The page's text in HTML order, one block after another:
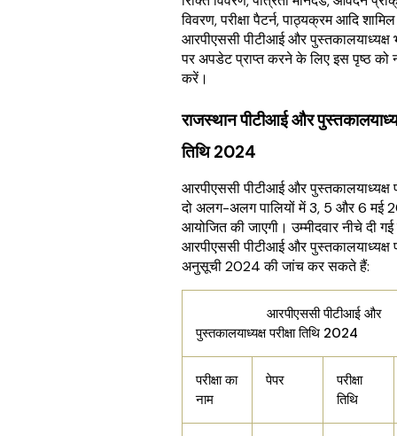
विवरण, परीक्षा पैटर्न, पाठ्यक्रम आदि
आरपीएससी पीटीआई और पुस्तकालयाध्यक्ष
पर अपडेट प्राप्त करने के लिए इस पृष्ठ को
करें।
राजस्थान पीटीआई और
तिथि 2024
आरपीएससी पीटीआई और पुस्तकालयाध्यक्ष
दो अलग-अलग पालियों में 3, 5 और 6 मई
आयोजित की जाएगी। उम्मीदवार नीचे दी
आरपीएससी पीटीआई और पुस्तकालयाध्यक्ष
अनुसूची 2024 की जांच कर सकते हैं:
आरपीएससी पीटीआई और
पुस्तकालयाध्यक्ष परीक्षा तिथि 2024
परीक्षा का
नाम
पेपर
परीक्षा
तिथि